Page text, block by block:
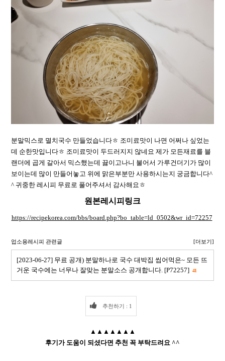
분말믹스로 멸치국수 만들었습니다ㅎ 조미료맛이 나면 어쩌나 싶었는
데 순한맛입니다ㅎ 조미료맛이 두드러지지 않네요 제가 모든재료를 블
랜더에 곱게 갈아서 믹스했는데 끓이고나니 불어서 가루건더기가 많이
보이는데 많이 만들어놓고 위에 맑은부분만 사용하시는지 궁금합니다^
^ 귀중한 레시피 무료로 풀어주셔서 감사해요ㅎ
원본레시피링크
https://recipekorea.com/bbs/board.php?bo_table=ld_0502&wr_id=72257
업소용레시피 관련글 [더보기]
[2023-06-27] 무료 공개) 분말하나로 국수 대박집 씹어먹은~ 모든 뜨
거운 국수에는 너무나 잘맞는 분말소스 공개합니다. [P72257] 41
추천하기 : 1
▲▲▲▲▲▲▲
후기가 도움이 되셨다면 추천 꼭 부탁드려요 ^^